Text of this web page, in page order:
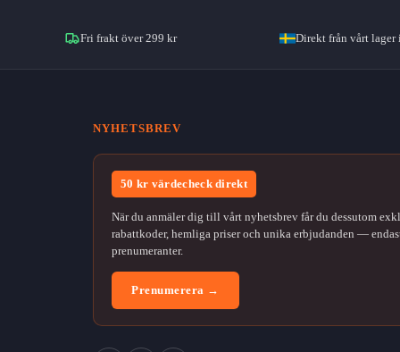
Fri frakt över 299 kr Direkt från vårt lager
NYHETSBREV
50 kr värdecheck direkt
När du anmäler dig till vårt nyhetsbrev får du dessutom
rabattkoder, hemliga priser och unika erbjudanden —
prenumeranter.
Prenumerera →